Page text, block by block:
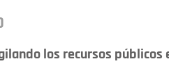
los recursos